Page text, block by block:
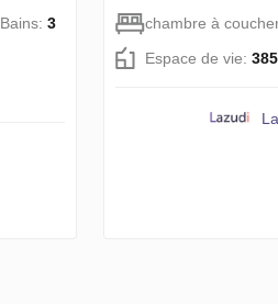
Bains: 3 chambre à
Espace de vie: